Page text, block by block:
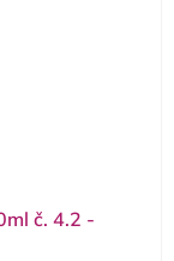
č. 4.2 -